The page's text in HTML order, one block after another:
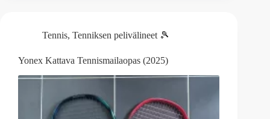
Tennis, Tenniksen pelivälineet 🎾
Yonex Kattava Tennismailaopas (2025)